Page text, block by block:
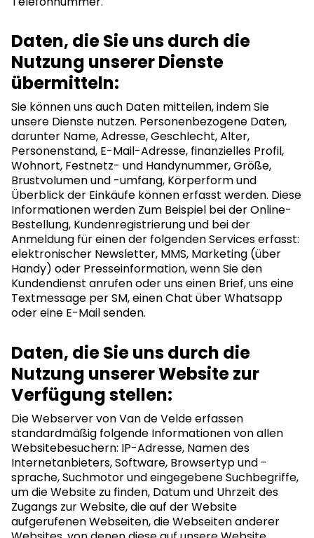
Daten, die Sie uns durch die
Nutzung unserer Dienste
übermitteln:
Sie können uns auch Daten mitteilen, indem Sie
unsere Dienste nutzen. Personenbezogene Daten,
darunter Name, Adresse, Geschlecht, Alter,
Personenstand, E-Mail-Adresse, finanzielles Profil,
Wohnort, Festnetz- und Handynummer, Größe,
Brustvolumen und -umfang, Körperform und
Überblick der Einkäufe können erfasst werden. Diese
Informationen werden Zum Beispiel bei der Online-
Bestellung, Kundenregistrierung und bei der
Anmeldung für einen der folgenden Services erfasst:
elektronischer Newsletter, MMS, Marketing (über
Handy) oder Presseinformation, wenn Sie den
Kundendienst anrufen oder uns einen Brief, uns eine
Textmessage per SM, einen Chat über Whatsapp
oder eine E-Mail senden.
Daten, die Sie uns durch die
Nutzung unserer Website zur
Verfügung stellen:
Die Webserver von Van de Velde erfassen
standardmäßig folgende Informationen von allen
Websitebesuchern: IP-Adresse, Namen des
Internetanbieters, Software, Browsertyp und -
sprache, Suchmotor und eingegebene Suchbegriffe,
um die Website zu finden, Datum und Uhrzeit des
Zugangs zur Website, die auf der Website
aufgerufenen Webseiten, die Webseiten anderer